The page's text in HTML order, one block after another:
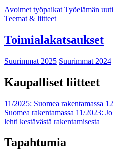
Avoimet työpaikat Työelämän
Teemat & liitteet
Toimialakatsaukset
Suurimmat 2025 Suurimmat 2024
Kaupalliset liitteet
11/2025: Suomea rakentamassa
Suomea rakentamassa 11/2023:
lehti kestävästä rakentamisesta
Tapahtumia